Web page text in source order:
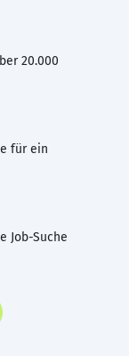
20.000
für ein
Job-Suche